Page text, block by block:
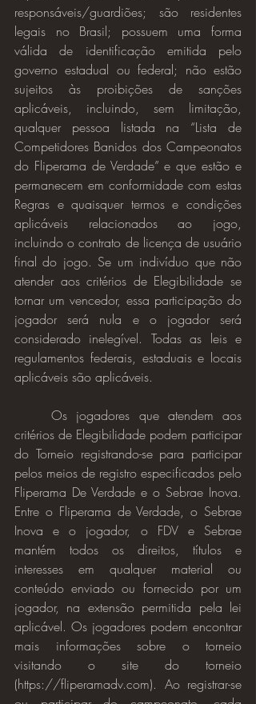
responsáveis/guardiões; são residentes
legais no Brasil; possuem uma forma
válida de identificação emitida pelo
governo estadual ou federal; não estão
sujeitos às proibições de sanções
aplicáveis, incluindo, sem limitação,
qualquer pessoa listada na “Lista de
Competidores Banidos dos Campeonatos
do Fliperama de Verdade” e que estão e
permanecem em conformidade com estas
Regras e quaisquer termos e condições
aplicáveis relacionados ao jogo,
incluindo o contrato de licença de usuário
final do jogo. Se um indivíduo que não
atender aos critérios de Elegibilidade se
tornar um vencedor, essa participação do
jogador será nula e o jogador será
considerado inelegível. Todas as leis e
regulamentos federais, estaduais e locais
aplicáveis são aplicáveis.
	Os jogadores que atendem aos
critérios de Elegibilidade podem participar
do Torneio registrando-se para participar
pelos meios de registro especificados pelo
Fliperama De Verdade e o Sebrae Inova.
Entre o Fliperama de Verdade, o Sebrae
Inova e o jogador, o FDV e Sebrae
mantém todos os direitos, títulos e
interesses em qualquer material ou
conteúdo enviado ou fornecido por um
jogador, na extensão permitida pela lei
aplicável. Os jogadores podem encontrar
mais informações sobre o torneio
visitando o site do torneio
(https://fliperamadv.com). Ao registrar-se